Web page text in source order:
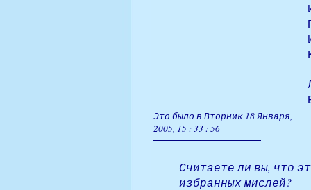
Это было в Вторник 18 Января,
2005, 15 : 33 : 56
Считаете ли вы, что
избранных мислей?